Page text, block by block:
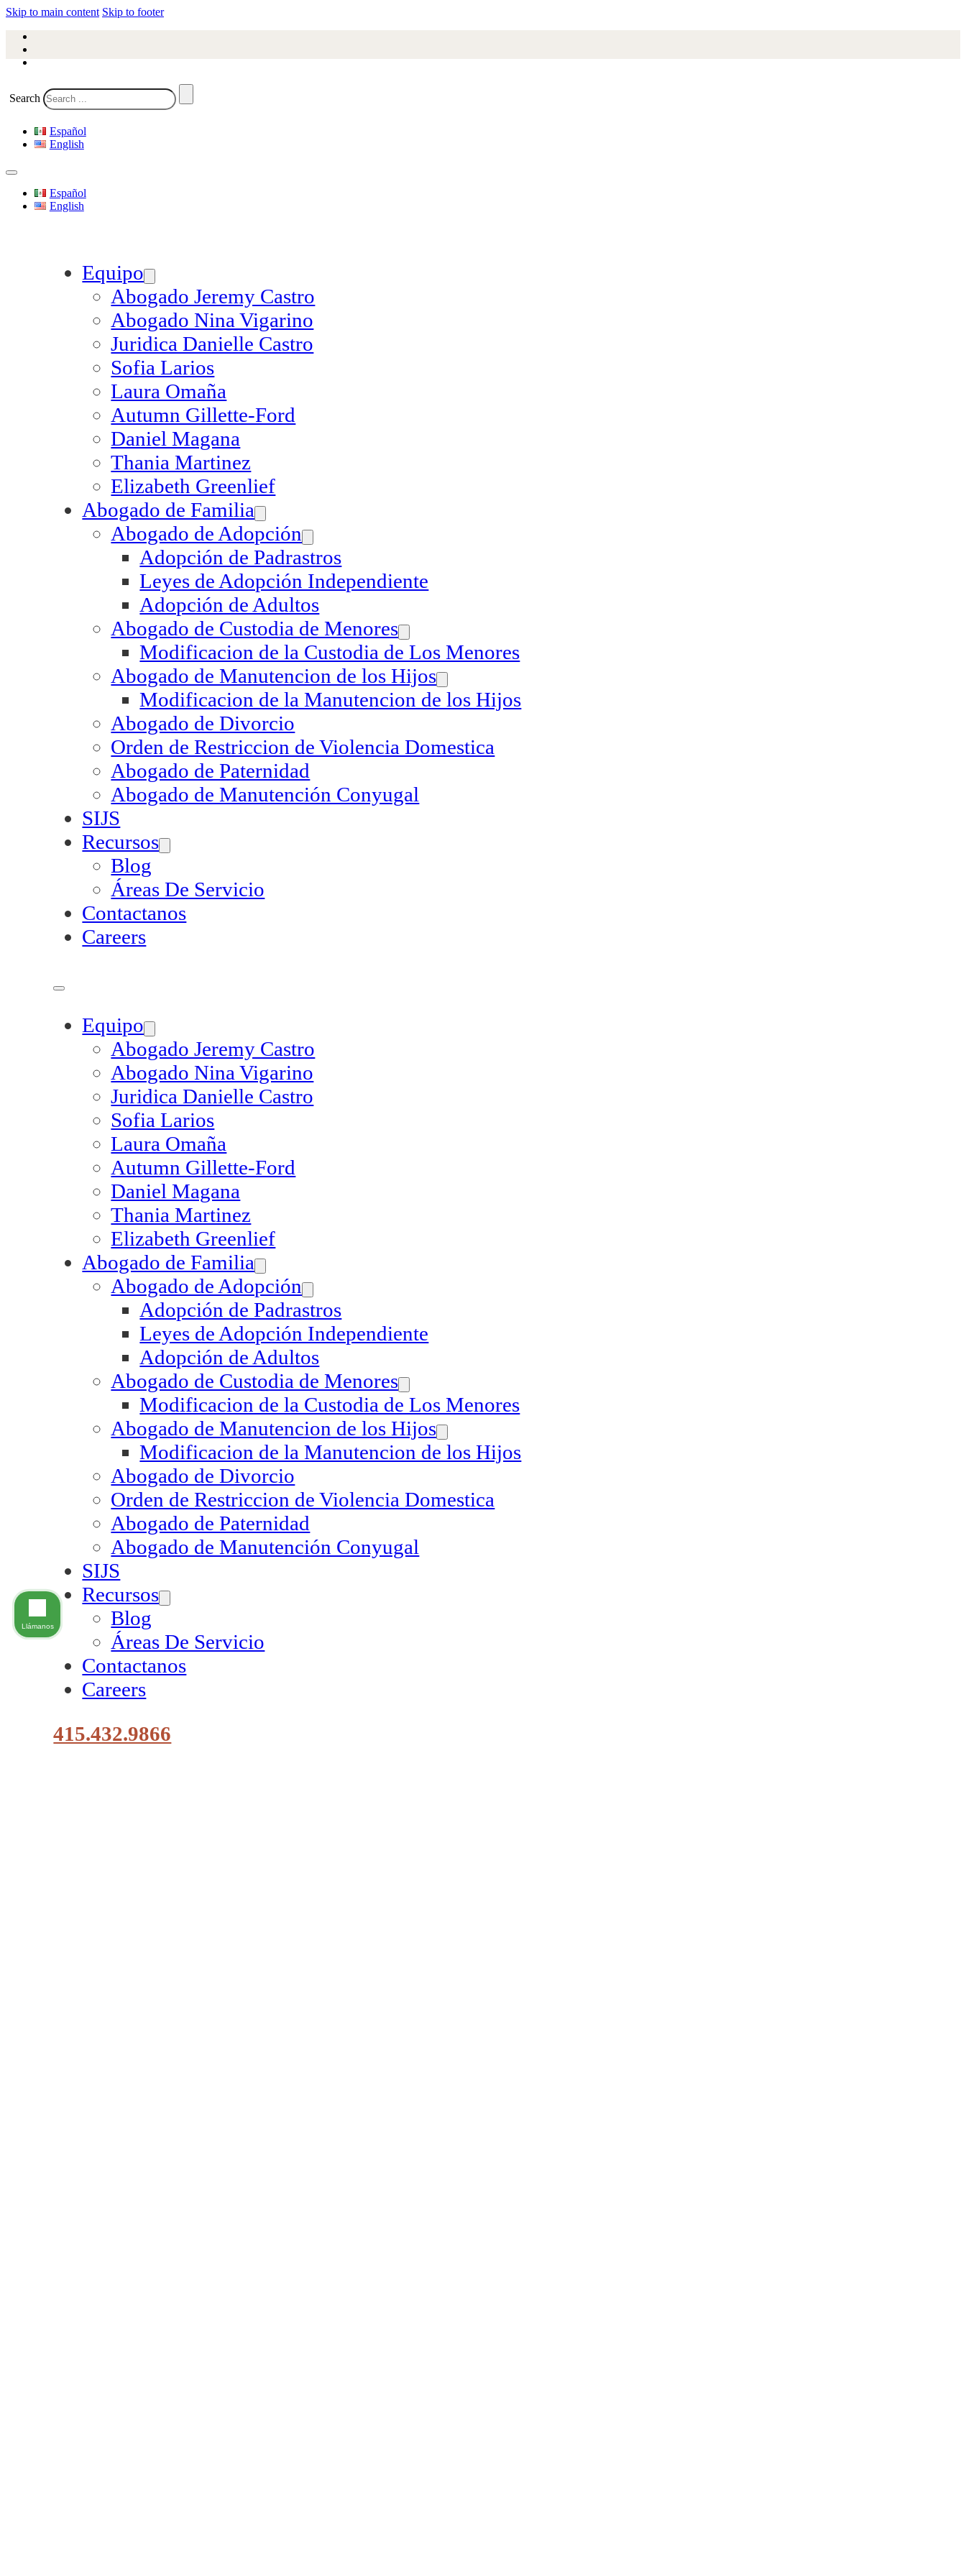
Skip to main content Skip to footer
Search
Español
English
Español
English
Equipo
Abogado Jeremy Castro
Abogado Nina Vigarino
Juridica Danielle Castro
Sofia Larios
Laura Omaña
Autumn Gillette-Ford
Daniel Magana
Thania Martinez
Elizabeth Greenlief
Abogado de Familia
Abogado de Adopción
Adopción de Padrastros
Leyes de Adopción Independiente
Adopción de Adultos
Abogado de Custodia de Menores
Modificacion de la Custodia de Los Menores
Abogado de Manutencion de los Hijos
Modificacion de la Manutencion de los Hijos
Abogado de Divorcio
Orden de Restriccion de Violencia Domestica
Abogado de Paternidad
Abogado de Manutención Conyugal
SIJS
Recursos
Blog
Áreas De Servicio
Contactanos
Careers
Equipo
Abogado Jeremy Castro
Abogado Nina Vigarino
Juridica Danielle Castro
Sofia Larios
Laura Omaña
Autumn Gillette-Ford
Daniel Magana
Thania Martinez
Elizabeth Greenlief
Abogado de Familia
Abogado de Adopción
Adopción de Padrastros
Leyes de Adopción Independiente
Adopción de Adultos
Abogado de Custodia de Menores
Modificacion de la Custodia de Los Menores
Abogado de Manutencion de los Hijos
Modificacion de la Manutencion de los Hijos
Abogado de Divorcio
Orden de Restriccion de Violencia Domestica
Abogado de Paternidad
Abogado de Manutención Conyugal
SIJS
Recursos
Blog
Áreas De Servicio
Contactanos
Careers
415.432.9866
Llámanos